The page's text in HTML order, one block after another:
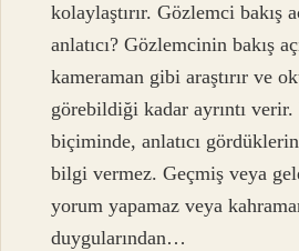
kolaylaştırır. Gözlemci bakış
anlatıcı? Gözlemcinin bakış
kameraman gibi araştırır ve
görebildiği kadar ayrıntı verir.
biçiminde, anlatıcı
bilgi vermez. Geçmiş veya
yorum yapamaz veya
duygularından…